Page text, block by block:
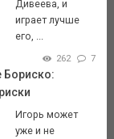
Дивеева, и
играет лучше
его, ...
262 7
Бориско:
Игорь может
уже и не